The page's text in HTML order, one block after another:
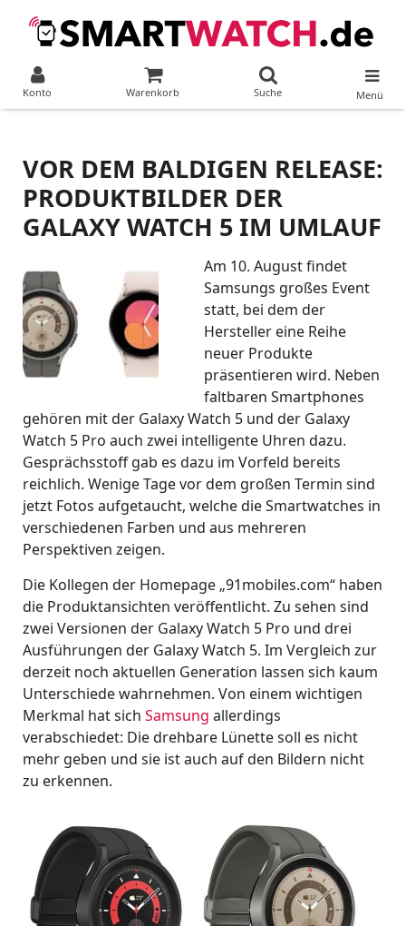
Konto Warenkorb Suche Menü
VOR DEM BALDIGEN RELEASE:
PRODUKTBILDER DER
GALAXY WATCH 5 IM UMLAUF
Am 10. August findet
Samsungs großes Event
statt, bei dem der
Hersteller eine Reihe
neuer Produkte
präsentieren wird. Neben
faltbaren Smartphones
gehören mit der Galaxy Watch 5 und der Galaxy
Watch 5 Pro auch zwei intelligente Uhren dazu.
Gesprächsstoff gab es dazu im Vorfeld bereits
reichlich. Wenige Tage vor dem großen Termin sind
jetzt Fotos aufgetaucht, welche die Smartwatches in
verschiedenen Farben und aus mehreren
Perspektiven zeigen.
Die Kollegen der Homepage „91mobiles.com“ haben
die Produktansichten veröffentlicht. Zu sehen sind
zwei Versionen der Galaxy Watch 5 Pro und drei
Ausführungen der Galaxy Watch 5. Im Vergleich zur
derzeit noch aktuellen Generation lassen sich kaum
Unterschiede wahrnehmen. Von einem wichtigen
Merkmal hat sich Samsung allerdings
verabschiedet: Die drehbare Lünette soll es nicht
mehr geben und sie ist auch auf den Bildern nicht
zu erkennen.